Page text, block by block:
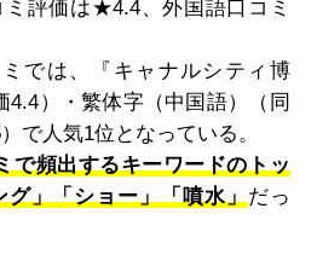
評価は★4.4、外国語口コミ
では、『キャナルシティ博
4.4）・繁体字（中国語）（同
）で人気1位となっている。
で頻出するキーワードのトッ
グ」「ショー」「噴水」だっ